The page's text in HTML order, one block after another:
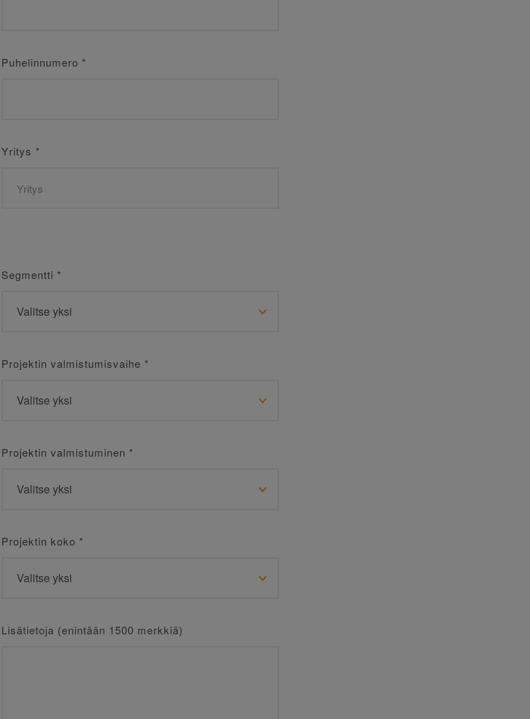
Puhelinnumero *
Yritys *
Segmentti *
Projektin valmistumisvaihe *
Projektin valmistuminen *
Projektin koko *
Lisätietoja (enintään 1500 merkkiä)